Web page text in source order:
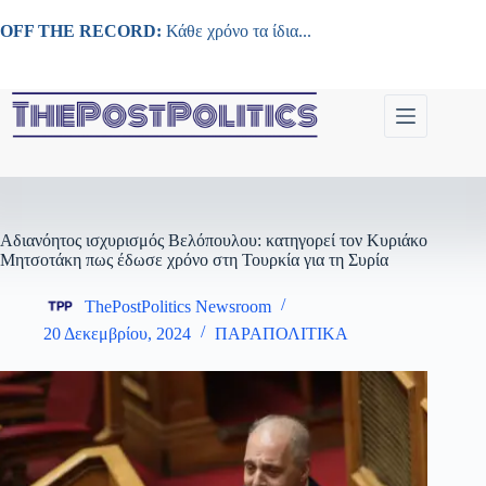
στο
OFF THE RECORD: Κάθε χρόνο τα ίδια...
Αδιανόητος ισχυρισμός Βελόπουλου: κατηγορεί τον Κυριάκο
Μητσοτάκη πως έδωσε χρόνο στη Τουρκία για τη Συρία
ThePostPolitics Newsroom
20 Δεκεμβρίου, 2024
ΠΑΡΑΠΟΛΙΤΙΚΑ